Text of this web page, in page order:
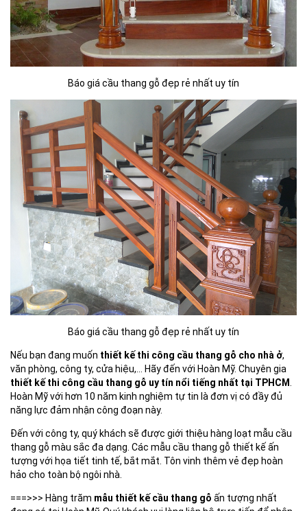
Báo giá cầu thang gỗ đẹp rẻ nhất uy tín
Báo giá cầu thang gỗ đẹp rẻ nhất uy tín
Nếu bạn đang muốn thiết kế thi công cầu thang gỗ cho nhà ở,
văn phòng, công ty, cửa hiệu,… Hãy đến với Hoàn Mỹ. Chuyên gia
thiết kế thi công cầu thang gỗ uy tín nổi tiếng nhất tại TPHCM
Hoàn Mỹ với hơn 10 năm kinh nghiệm tự tin là đơn vị có đầy đủ
năng lực đảm nhận công đoạn này.
Đến với công ty, quý khách sẽ được giới thiệu hàng loạt mẫu cầu
thang gỗ màu sắc đa dạng. Các mẫu cầu thang gỗ thiết kế ấn
tượng với họa tiết tinh tế, bắt mắt. Tôn vinh thêm vẻ đẹp hoàn
hảo cho toàn bộ ngôi nhà.
===>>> Hàng trăm mẫu thiết kế cầu thang gỗ ấn tượng nhất